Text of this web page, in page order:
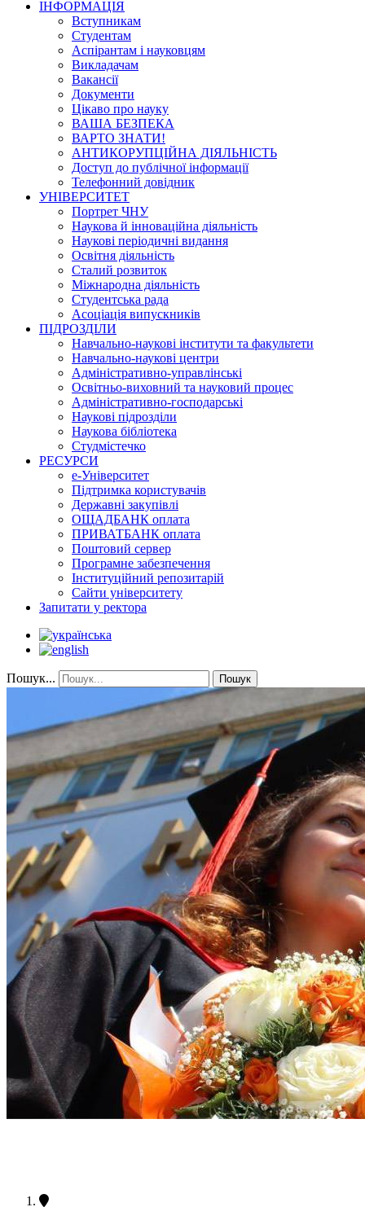
ІНФОРМАЦІЯ
Вступникам
Студентам
Аспірантам і науковцям
Викладачам
Вакансії
Документи
Цікаво про науку
ВАША БЕЗПЕКА
ВАРТО ЗНАТИ!
АНТИКОРУПЦІЙНА ДІЯЛЬНІСТЬ
Доступ до публічної інформації
Телефонний довідник
УНІВЕРСИТЕТ
Портрет ЧНУ
Наукова й інноваційна діяльність
Наукові періодичні видання
Освітня діяльність
Сталий розвиток
Міжнародна діяльність
Студентська рада
Асоціація випускників
ПІДРОЗДІЛИ
Навчально-наукові інститути та факультети
Навчально-наукові центри
Адміністративно-управлінські
Освітньо-виховний та науковий процес
Адміністративно-господарські
Наукові підрозділи
Наукова бібліотека
Студмістечко
РЕСУРСИ
е-Університет
Підтримка користувачів
Державні закупівлі
ОЩАДБАНК оплата
ПРИВАТБАНК оплата
Поштовий сервер
Програмне забезпечення
Інституційний репозитарій
Сайти університету
Запитати у ректора
Пошук... Пошук